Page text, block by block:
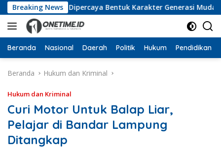
Langsung
ke
konten
Breaking NewsDipercaya Bentuk Karakter Generasi Muda
Beranda Nasional Daerah Politik Hukum Pendidikan
Beranda Hukum dan Kriminal
Hukum dan Kriminal
Curi Motor Untuk Balap Liar,
Pelajar di Bandar Lampung
Ditangkap